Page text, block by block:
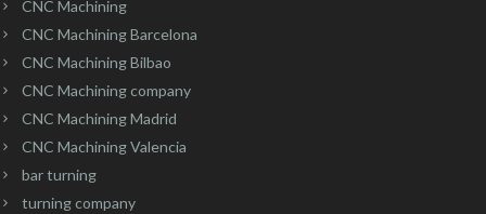
CNC Machining
CNC Machining Barcelona
CNC Machining Bilbao
CNC Machining company
CNC Machining Madrid
CNC Machining Valencia
bar turning
turning company